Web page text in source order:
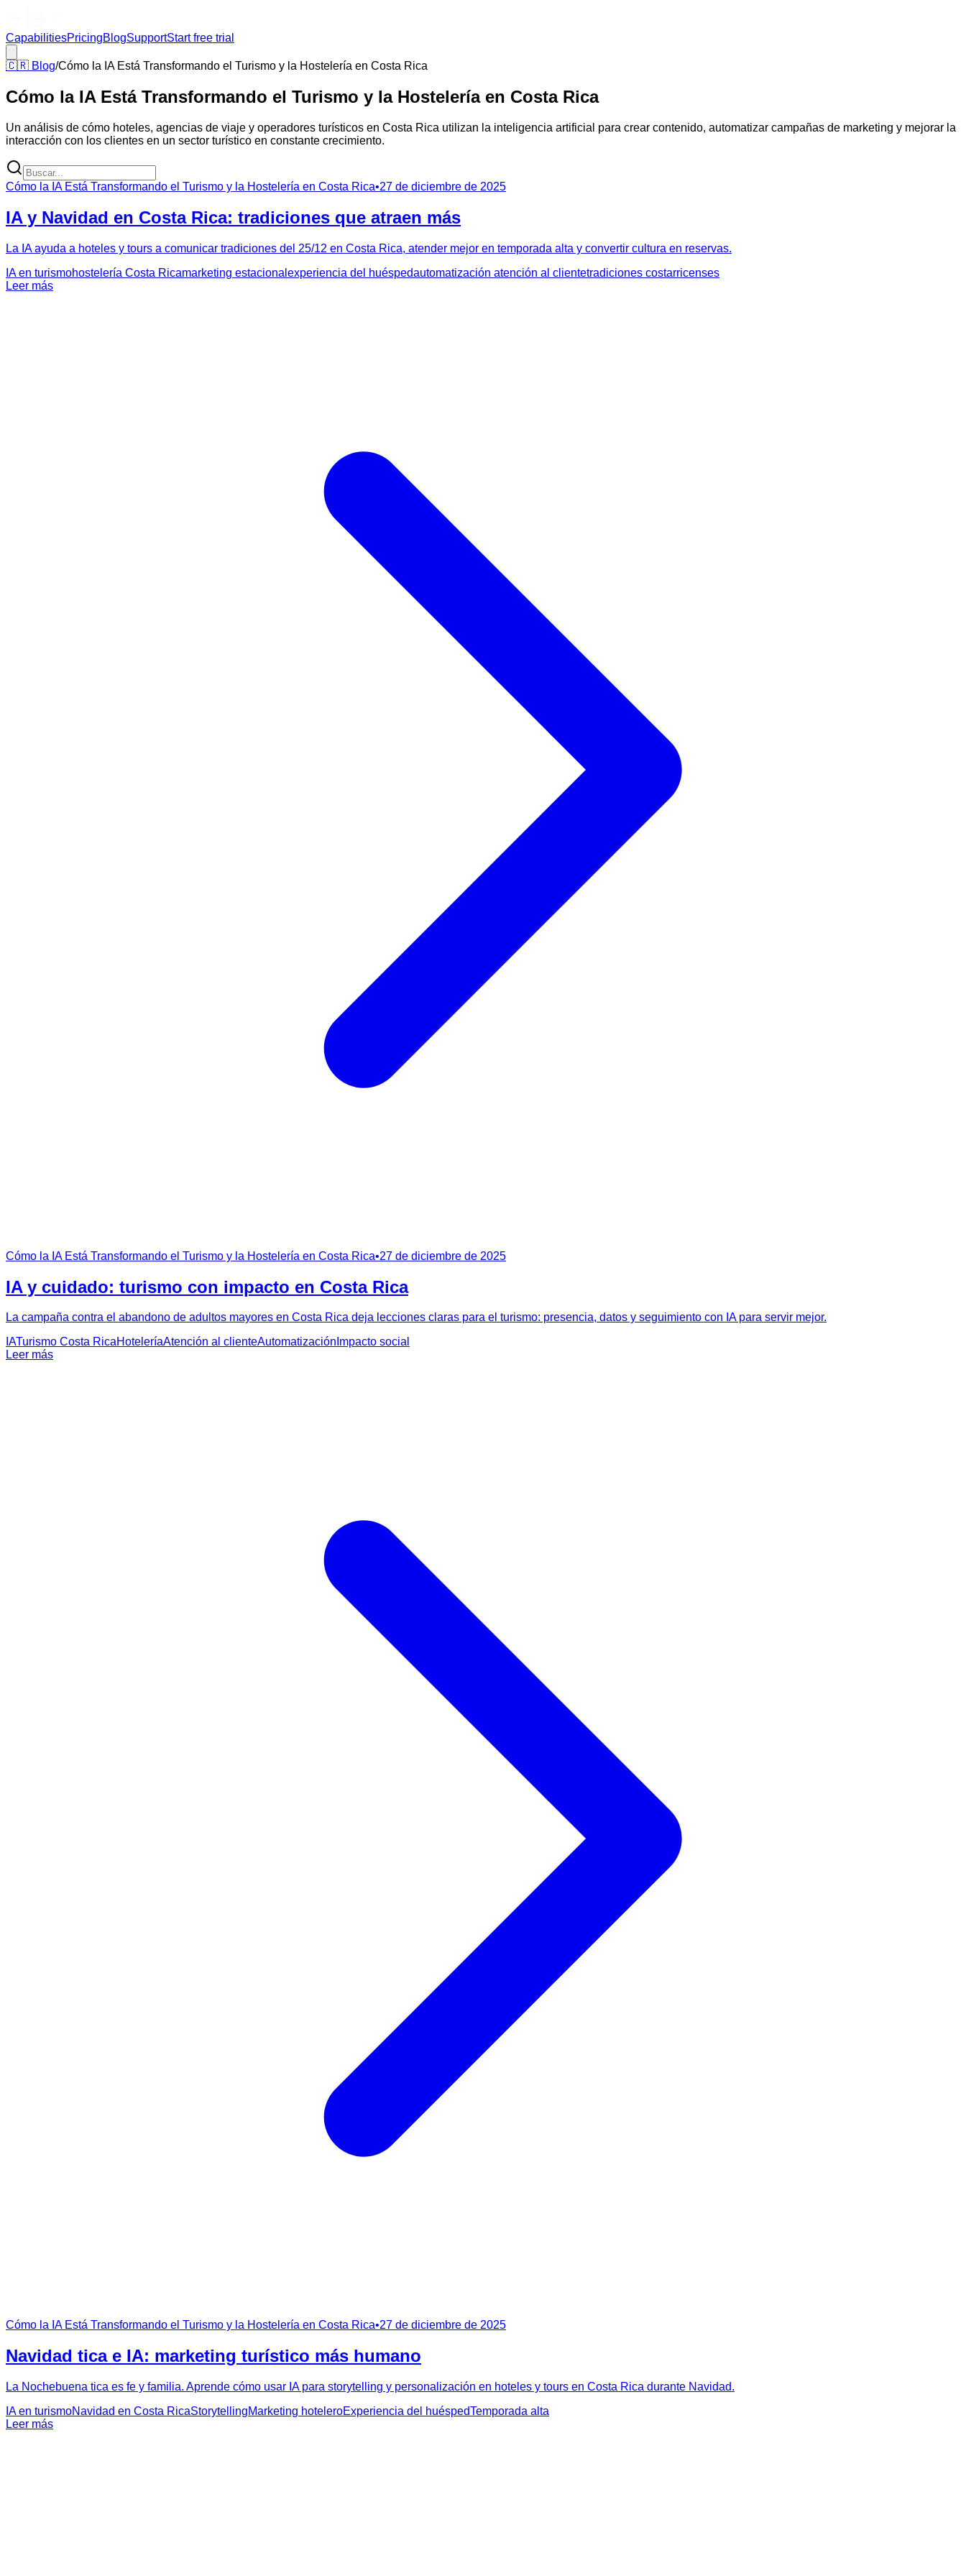
CapabilitiesPricingBlogSupportStart free trial
🇨🇷 Blog/Cómo la IA Está Transformando el Turismo y la Hostelería en Costa Rica
Cómo la IA Está Transformando el Turismo y la Hostelería en Costa Rica
Un análisis de cómo hoteles, agencias de viaje y operadores turísticos en Costa Rica utilizan la inteligencia artificial para crear contenido, automatizar campañas de marketing y mejorar la
interacción con los clientes en un sector turístico en constante crecimiento.
Cómo la IA Está Transformando el Turismo y la Hostelería en Costa Rica•27 de diciembre de 2025
IA y Navidad en Costa Rica: tradiciones que atraen más
La IA ayuda a hoteles y tours a comunicar tradiciones del 25/12 en Costa Rica, atender mejor en temporada alta y convertir cultura en reservas.
IA en turismohostelería Costa Ricamarketing estacional experiencia del huéspedautomatización atención al clientetradiciones costarricenses
Leer más
Cómo la IA Está Transformando el Turismo y la Hostelería en Costa Rica•27 de diciembre de 2025
IA y cuidado: turismo con impacto en Costa Rica
La campaña contra el abandono de adultos mayores en Costa Rica deja lecciones claras para el turismo: presencia, datos y seguimiento con IA para servir mejor.
IATurismo Costa RicaHoteleríaAtención al clienteAutomatización Impacto social
Leer más
Cómo la IA Está Transformando el Turismo y la Hostelería en Costa Rica•27 de diciembre de 2025
Navidad tica e IA: marketing turístico más humano
La Nochebuena tica es fe y familia. Aprende cómo usar IA para storytelling y personalización en hoteles y tours en Costa Rica durante Navidad.
IA en turismoNavidad en Costa RicaStorytellingMarketing hoteleroExperiencia del huéspedTemporada alta
Leer más